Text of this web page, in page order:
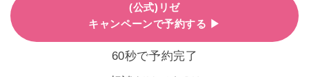
(公式)リゼ
キャンペーンで予約する ▶
60秒で予約完了